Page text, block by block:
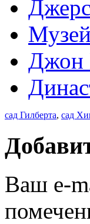
Джон
сад Гилберта, сад
Ваш e-